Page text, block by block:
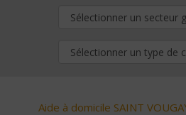
Aide à domicile SAINT